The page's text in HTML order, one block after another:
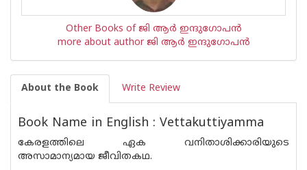
Other Books of ജി ആര്‍ ഇന്ദുഗോപന്‍
more about author ജി ആര്‍ ഇന്ദുഗോപന്‍
About the Book Write Review
Book Name in English : Vettakuttiyamma
കേരളത്തിലെ ഏക വനിതാശിക്കാരിയുടെ
അസാമാന്യമായ ജീവിതകഥ.